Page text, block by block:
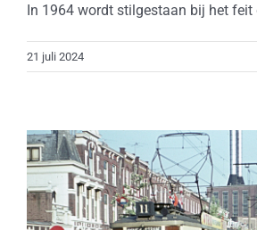
In 1964 wordt stilgestaan bij het feit
21 juli 2024